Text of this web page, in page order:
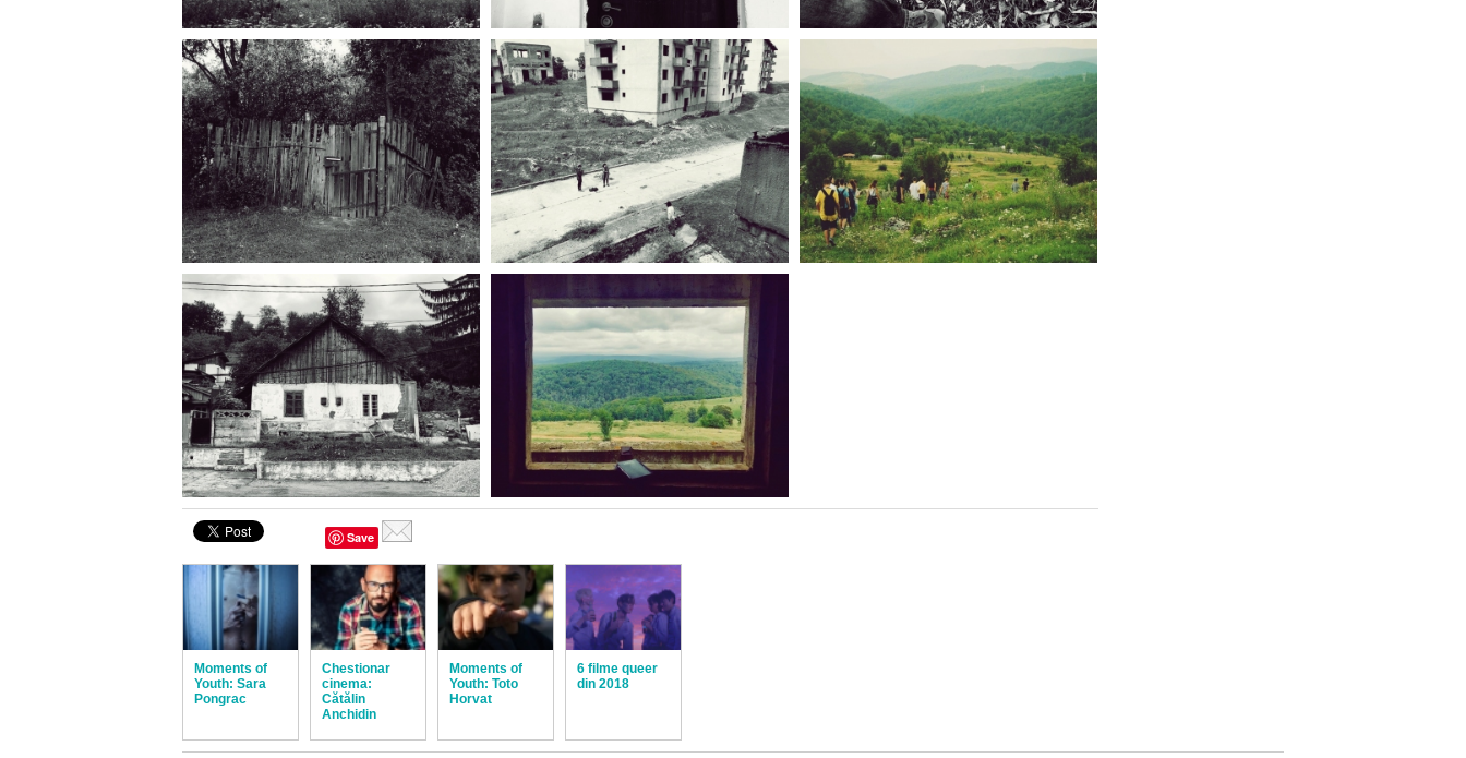
Save
Moments of
Youth: Sara
Pongrac
Chestionar
cinema:
Cătălin
Anchidin
Moments of
Youth: Toto
Horvat
6 filme queer
din 2018